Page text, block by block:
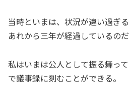
当時といまは、状況が違い過ぎる
あれから三年が経過しているのだ
私はいまは公人として振る舞っ
で議事録に刻むことができる。